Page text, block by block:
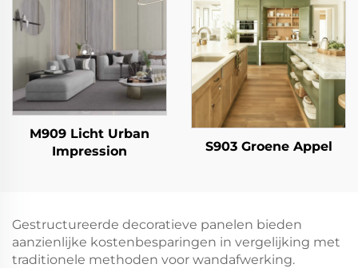
M909 Licht Urban
Impression
S903 Groene Appel
Gestructureerde decoratieve panelen bieden
aanzienlijke kostenbesparingen in vergelijking met
traditionele methoden voor wandafwerking.